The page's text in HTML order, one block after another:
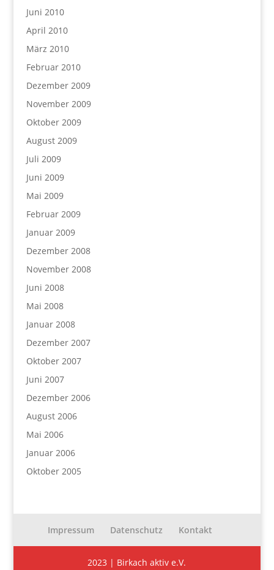
Juni 2010
April 2010
März 2010
Februar 2010
Dezember 2009
November 2009
Oktober 2009
August 2009
Juli 2009
Juni 2009
Mai 2009
Februar 2009
Januar 2009
Dezember 2008
November 2008
Juni 2008
Mai 2008
Januar 2008
Dezember 2007
Oktober 2007
Juni 2007
Dezember 2006
August 2006
Mai 2006
Januar 2006
Oktober 2005
Impressum Datenschutz Kontakt
2023 | Birkach aktiv e.V.